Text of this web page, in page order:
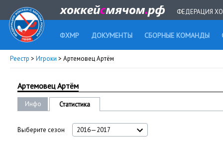
ФЕДЕРАЦИЯ
ФХМР ДОКУМЕНТЫ СБОРНЫЕ КОМАНДЫ
Реестр > Игроки > Артемовец Артём
Артемовец Артём
Инфо Статистика
Выберите сезон 2016—2017